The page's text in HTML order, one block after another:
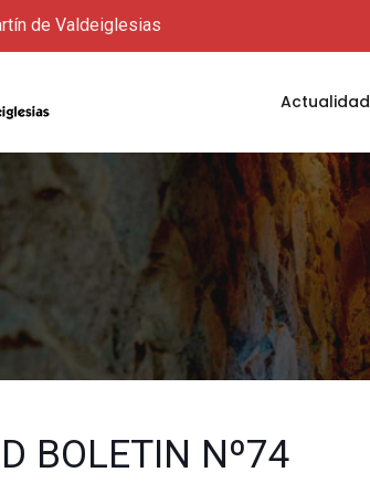
de Valdeiglesias
Actualidad
BOLETIN Nº74